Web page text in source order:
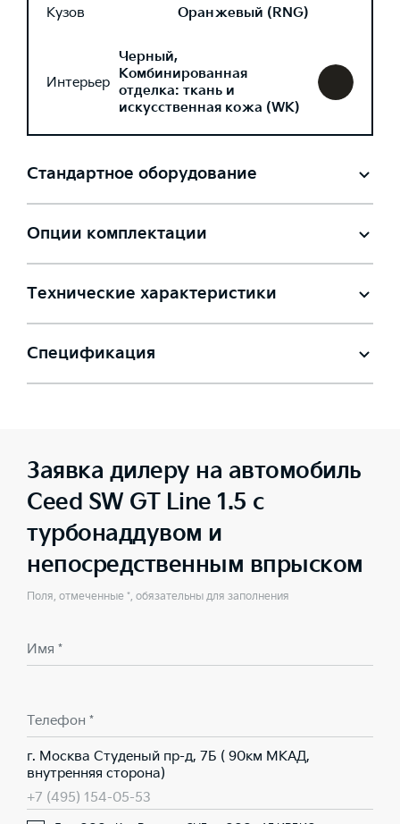
Кузов Оранжевый (RNG)
Интерьер
Черный,
Комбинированная
отделка: ткань и
искусственная кожа (WK)
Стандартное оборудование
Опции комплектации
Технические характеристики
Спецификация
Заявка дилеру на автомобиль
Ceed SW GT Line 1.5 с
турбонаддувом и
непосредственным впрыском
Поля, отмеченные *, обязательны для заполнения
Имя *
Телефон *
г. Москва Студеный пр-д, 7Б ( 90км МКАД,
внутренняя сторона)
+7 (495) 154-05-53